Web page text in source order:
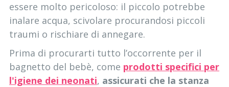
essere molto pericoloso: il piccolo potrebbe
inalare acqua, scivolare procurandosi piccoli
traumi o rischiare di annegare.
Prima di procurarti tutto l’occorrente per il
bagnetto del bebè, come prodotti specifici per
l'igiene dei neonati, assicurati che la stanza